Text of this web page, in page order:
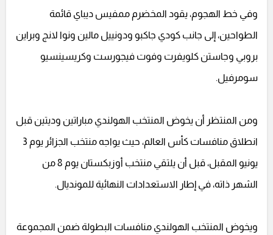
وفي خط الهجوم، يقود المخضرم ممفيس ديباي قائمة
الطواحين، إلى جانب كودي جاكبو ودونييل مالين ونوا لانج وبراين
بروبي وجاستن كلويفرت وفوت فيجورست وكريسينسيو
سومرفيل.
ومن المنتظر أن يخوض المنتخب الهولندي مباراتين وديتين قبل
انطلاق منافسات كأس العالم، حيث يواجه منتخب الجزائر يوم 3
يونيو المقبل، قبل أن يلتقي منتخب أوزبكستان يوم 8 من
الشهر ذاته، في إطار الاستعدادات النهائية للمونديال.
ويخوض المنتخب الهولندي منافسات البطولة ضمن المجموعة